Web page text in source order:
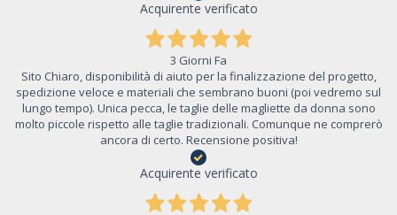
Acquirente verificato
3 Giorni Fa
Sito Chiaro, disponibilità di aiuto per la finalizzazione del progetto,
spedizione veloce e materiali che sembrano buoni (poi vedremo sul
lungo tempo). Unica pecca, le taglie delle magliette da donna sono
molto piccole rispetto alle taglie tradizionali. Comunque ne comprerò
ancora di certo. Recensione positiva!
Acquirente verificato